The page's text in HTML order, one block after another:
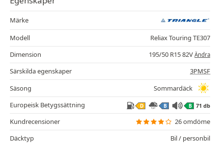
Märke
Modell
Reliax Touring TE307
Dimension
195/50 R15 82V Ändra
Särskilda egenskaper
3PMSF
Säsong
Sommardäck
Europeisk Betygssättning
D B B 71 db
Kundrecensioner
26 omdöme
Däcktyp
Bil / personbil